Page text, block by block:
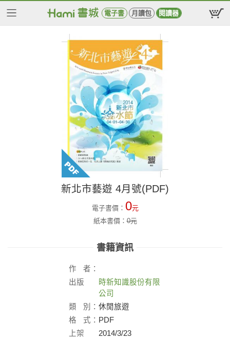
電子書 月讀包 閱讀器
新北市藝遊 4月號(PDF)
電子書價： 0元
紙本書價：0元
書籍資訊
作
者：
出版
時新知識股份有限
公司
類
別： 休閒旅遊
格
式： PDF
上架
2014/3/23